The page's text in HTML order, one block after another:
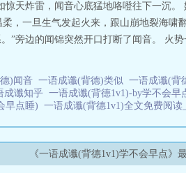
天炸雷，闻音心底猛地咯噔往下一沉
，一旦生气发起火来，跟山崩地裂海啸
”旁边的闻锦突然开口打断了闻音。 火
)闻音 一语成谶(背德)类似 一语成谶(背
成谶知乎 一语成谶(背德1v1)-by学不会早
早点睡) 一语成谶(背德1v1)全文免费阅读
《一语成谶(背德1v1)学不会早点》